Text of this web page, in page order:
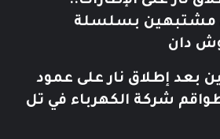
مشتبهين بسلسلة
دان
بعد إطلاق نار على عمود
شركة الكهرباء في تل